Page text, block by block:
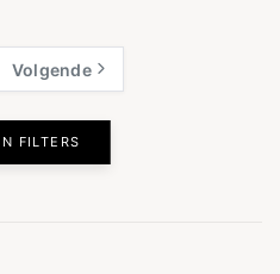
Volgende
FILTERS